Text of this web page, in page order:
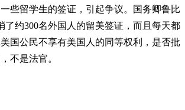
些留学生的签证，引起争议。国务卿鲁比
了约300名外国人的留美签证，而且每天都
国公民不享有美国人的同等权利，是否批
不是法官。